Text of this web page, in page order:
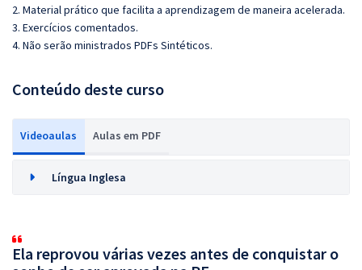
2. Material prático que facilita a aprendizagem de maneira acelerada.
3. Exercícios comentados.
4. Não serão ministrados PDFs Sintéticos.
Conteúdo deste curso
Videoaulas Aulas em PDF
Língua Inglesa
Ela reprovou várias vezes antes de conquistar o